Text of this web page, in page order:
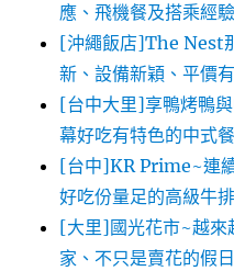
應、飛機餐及搭乘經驗
[沖繩飯店]The Nest
新、設備新穎、平價
[台中大里]享鴨烤鴨
幕好吃有特色的中式
[台中]KR Prime~連
好吃份量足的高級牛
[大里]國光花市~越來
家、不只是賣花的假